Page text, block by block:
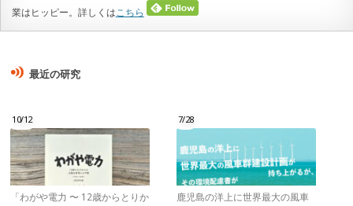
業はヒッピー。詳しくは こちら
最近の研究
10/12
「わがや電力 〜 12歳からとりか
7/28
鹿児島の洋上に世界最大の風車